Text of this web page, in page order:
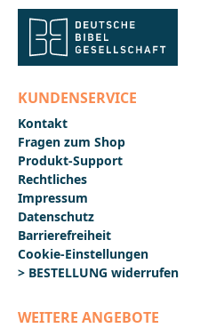
KUNDENSERVICE
Kontakt
Fragen zum Shop
Produkt-Support
Rechtliches
Impressum
Datenschutz
Barrierefreiheit
Cookie-Einstellungen
> BESTELLUNG widerrufen
WEITERE ANGEBOTE